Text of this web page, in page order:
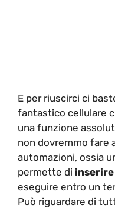
E per riuscirci ci
fantastico cellulare
una funzione
non dovremmo fare
automazioni, ossia
permette di inserire
eseguire entro un
Può riguardare di